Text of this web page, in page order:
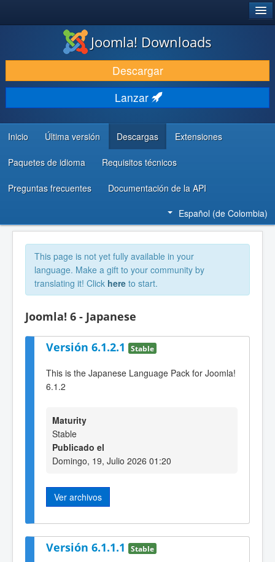
DESCARGAR
DESCUBRE Y APRENDE
COMUNIDAD Y AYUDA
RECURSOS PARA DESARROLLADORES
Joomla! Downloads
Descargar
Lanzar
Inicio Última versión Descargas Extensiones
Paquetes de idioma Requisitos técnicos
Preguntas frecuentes Documentación de la API
Español (de Colombia)
This page is not yet fully available in your
language. Make a gift to your community by
translating it! Click here to start.
Joomla! 6 - Japanese
Versión 6.1.2.1 Stable
This is the Japanese Language Pack for Joomla!
6.1.2
Maturity
Stable
Publicado el
Domingo, 19, Julio 2026 01:20
Ver archivos
Versión 6.1.1.1 Stable